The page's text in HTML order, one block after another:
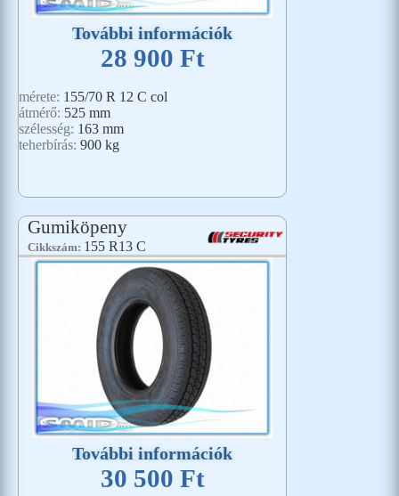
További információk
28 900 Ft
mérete: 155/70 R 12 C col
átmérő: 525 mm
szélesség: 163 mm
teherbírás: 900 kg
Gumiköpeny
Cikkszám: 155 R13 C
További információk
30 500 Ft